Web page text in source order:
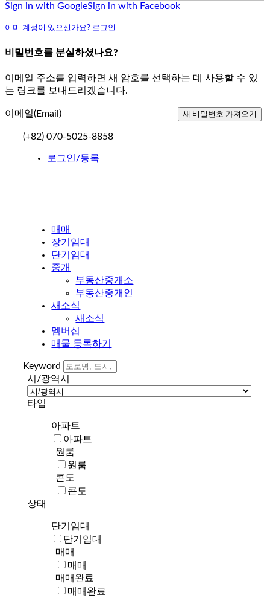
Sign in with GoogleSign in with Facebook
이미 계정이 있으신가요? 로그인
비밀번호를 분실하셨나요?
이메일 주소를 입력하면 새 암호를 선택하는 데 사용할 수 있
는 링크를 보내드리겠습니다.
이메일(Email)
(+82) 070-5025-8858
로그인/등록
매매
장기임대
단기임대
중개
부동산중개소
부동산중개인
새소식
새소식
멤버십
매물 등록하기
Keyword
시/광역시
타입
아파트
아파트
원룸
원룸
콘도
콘도
상태
단기임대
단기임대
매매
매매
매매완료
매매완료